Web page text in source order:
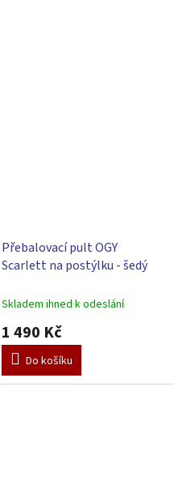
Přebalovací pult OGY
Scarlett na postýlku - šedý
Skladem ihned k odeslání
1 490 Kč
Do košíku